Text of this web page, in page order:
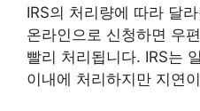
IRS의 처리량에 따라 달
온라인으로 신청하면 우
빨리 처리됩니다. IRS는
이내에 처리하지만 지연